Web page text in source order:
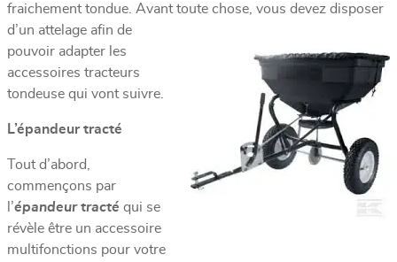
fraichement tondue. Avant toute chose, vous devez disposer
d’un attelage afin de
pouvoir adapter les
accessoires tracteurs
tondeuse qui vont suivre.
L’épandeur tracté
Tout d’abord,
commençons par
l’épandeur tracté qui se
révèle être un accessoire
multifonctions pour votre